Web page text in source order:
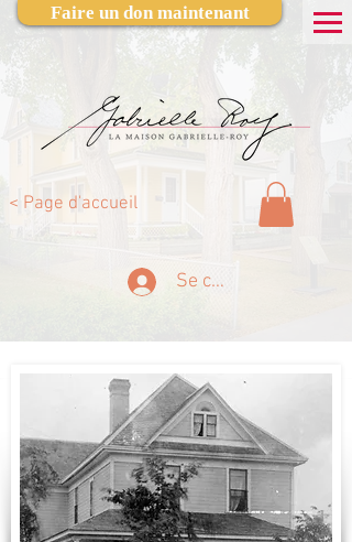
Faire un don maintenant
< Page d'accueil
Se connecter